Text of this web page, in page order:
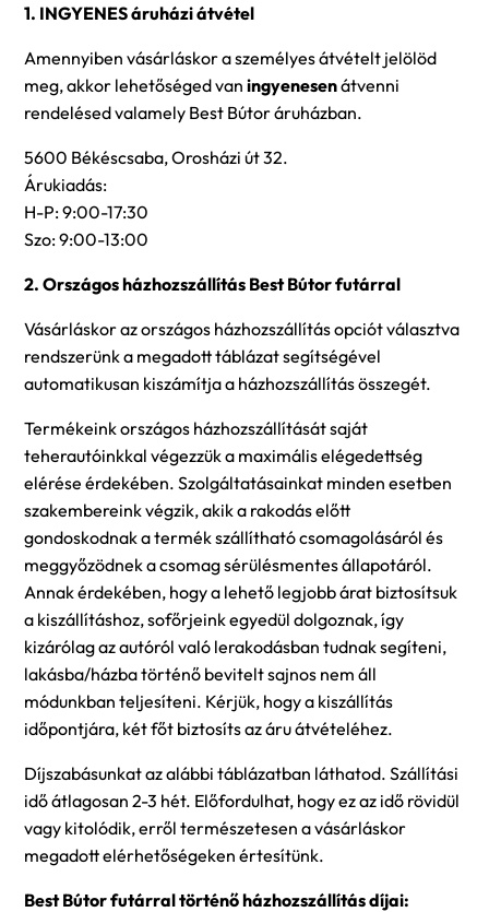
1. INGYENES áruházi átvétel
Amennyiben vásárláskor a személyes átvételt jelölöd
meg, akkor lehetőséged van ingyenesenátvenni
rendelésed valamely Best Bútor áruházban.
5600 Békéscsaba, Orosházi út 32.
Árukiadás:
H-P: 9:00-17:30
Szo: 9:00-13:00
2. Országos házhozszállítás Best Bútor futárral
Vásárláskor az országos házhozszállítás opciót választva
rendszerünk a megadott táblázat segítségével
automatikusan kiszámítja a házhozszállítás összegét.
Termékeink országos házhozszállítását saját
teherautóinkkal végezzük a maximális elégedettség
elérése érdekében. Szolgáltatásainkat minden esetben
szakembereink végzik, akik a rakodás előtt
gondoskodnak a termék szállítható csomagolásáról és
meggyőzödnek a csomag sérülésmentes állapotáról.
Annak érdekében, hogy a lehető legjobb árat biztosítsuk
a kiszállításhoz, sofőrjeink egyedül dolgoznak, így
kizárólag az autóról való lerakodásban tudnak segíteni,
lakásba/házba történő bevitelt sajnos nem áll
módunkban teljesíteni. Kérjük, hogy a kiszállítás
időpontjára, két főt biztosíts az áru átvételéhez.
Díjszabásunkat az alábbi táblázatban láthatod. Szállítási
idő átlagosan 2-3 hét. Előfordulhat, hogy ez az idő rövidül
vagy kitolódik, erről természetesen a vásárláskor
megadott elérhetőségeken értesítünk.
Best Bútor futárral történő házhozszállítás díjai: